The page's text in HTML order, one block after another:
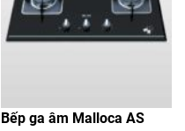
Bếp ga âm Malloca AS